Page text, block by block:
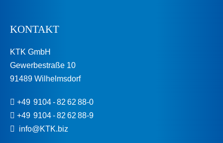
KONTAKT
KTK GmbH
Gewerbestraße 10
91489 Wilhelmsdorf
+49 9104 - 82 62 88-0
+49 9104 - 82 62 88-9
info@KTK.biz